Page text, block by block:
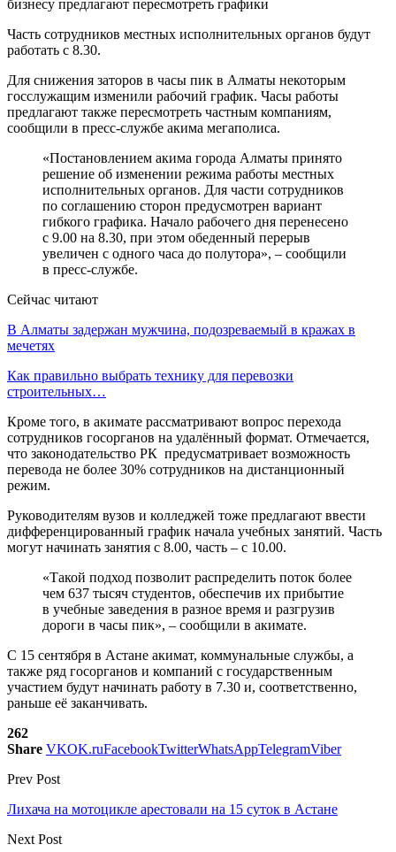
Часть сотрудников местных исполнительных органов будут
работать с 8.30.
Для снижения заторов в часы пик в Алматы некоторым
госслужащим изменили рабочий график. Часы работы
предлагают также пересмотреть частным компаниям,
сообщили в пресс-службе акима мегаполиса.
«Постановлением акима города Алматы принято
решение об изменении режима работы местных
исполнительных органов. Для части сотрудников
по соглашению сторон предусмотрен вариант
гибкого графика. Начало рабочего дня перенесено
с 9.00 на 8.30, при этом обеденный перерыв
увеличен с одного часа до полутора», – сообщили
в пресс-службе.
Сейчас читают
В Алматы задержан мужчина, подозреваемый в кражах в
мечетях
Как правильно выбрать технику для перевозки
строительных…
Кроме того, в акимате рассматривают вопрос перехода
сотрудников госорганов на удалённый формат. Отмечается,
что законодательство РК предусматривает возможность
перевода не более 30% сотрудников на дистанционный
режим.
Руководителям вузов и колледжей тоже предлагают ввести
дифференцированный график начала учебных занятий. Часть
могут начинать занятия с 8.00, часть – с 10.00.
«Такой подход позволит распределить поток более
чем 637 тысяч студентов, обеспечив их прибытие
в учебные заведения в разное время и разгрузив
дороги в часы пик», – сообщили в акимате.
С 15 сентября в Астане акимат, коммунальные службы, а
также ряд госорганов и компаний с государственным
участием будут начинать работу в 7.30 и, соответственно,
раньше её заканчивать.
262
Share VKOK.ruFacebookTwitterWhatsAppTelegramViber
Prev Post
Лихача на мотоцикле арестовали на 15 суток в Астане
Next Post